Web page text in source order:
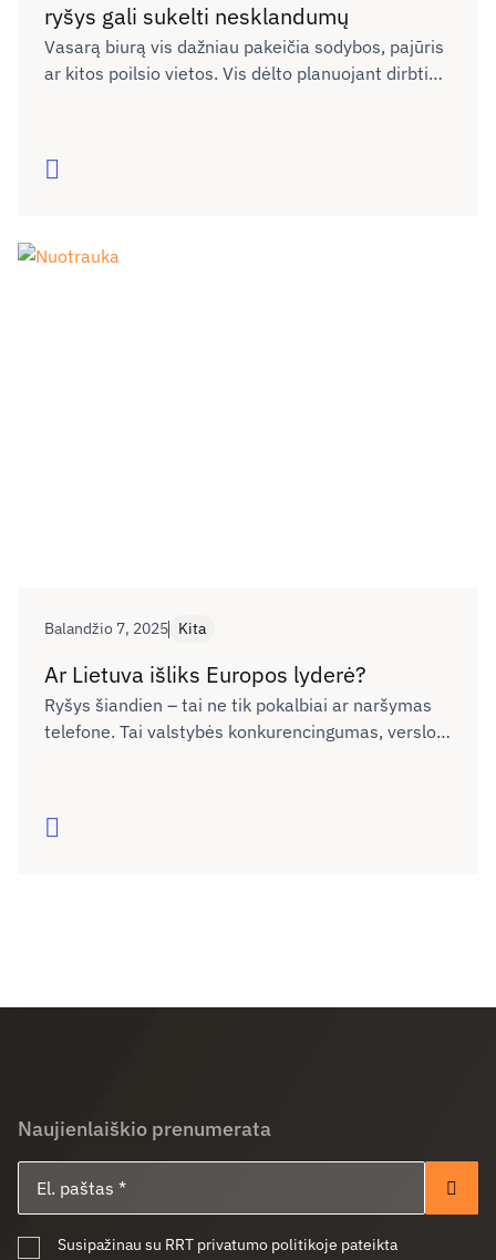
ryšys gali sukelti nesklandumų
Vasarą biurą vis dažniau pakeičia sodybos, pajūris
ar kitos poilsio vietos. Vis dėlto planuojant dirbti
išvengti galimų nesklandumų dėl ryšio kokybės ne
Skaityti
Balandžio 7, 2025 Kita
Ar Lietuva išliks Europos lyderė?
Ryšys šiandien – tai ne tik pokalbiai ar naršymas
telefone. Tai valstybės konkurencingumas, verslo
pakeisti?
Skaityti
Naujienlaiškio prenumerata
Susipažinau su RRT privatumo politikoje pateikta